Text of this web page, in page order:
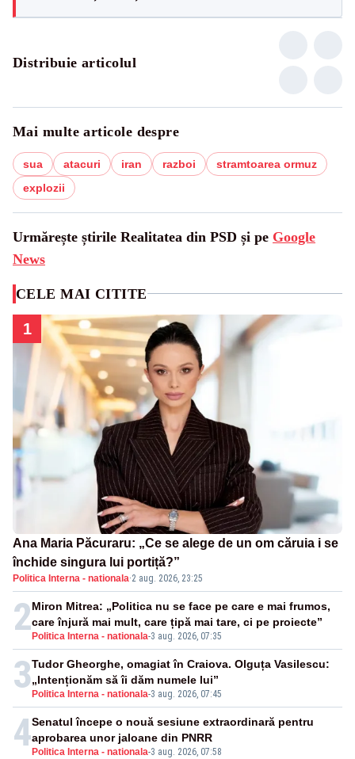
Distribuie articolul
Mai multe articole despre
sua atacuri iran razboi
stramtoarea ormuz
explozii
Urmărește știrile Realitatea din PSD și pe Google
News
CELE MAI CITITE
1
Ana Maria Păcuraru: „Ce se alege de un om căruia i se
închide singura lui portiță?”
Politica Interna - nationala·2 aug. 2026, 23:25
2 Politica Interna - nationala-3 aug. 2026, 07:35
Miron Mitrea: „Politica nu se face pe care e mai frumos,
care înjură mai mult, care țipă mai tare, ci pe proiecte”
3 Politica Interna - nationala-3 aug. 2026, 07:45
Tudor Gheorghe, omagiat în Craiova. Olguța Vasilescu:
„Intenționăm să îi dăm numele lui”
4 Politica Interna - nationala-3 aug. 2026, 07:58
Senatul începe o nouă sesiune extraordinară pentru
aprobarea unor jaloane din PNRR